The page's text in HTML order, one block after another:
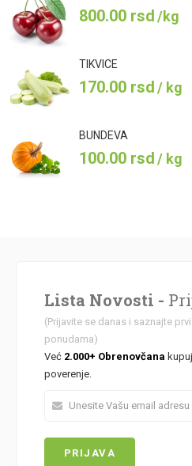
800.00 rsd/kg
TIKVICE
170.00 rsd/ kg
BUNDEVA
100.00 rsd/ kg
Lista Novosti -
(Prijavite se danas i saznajte
ponudama)
Već 2.000+ Obrenovčana
poverenje.